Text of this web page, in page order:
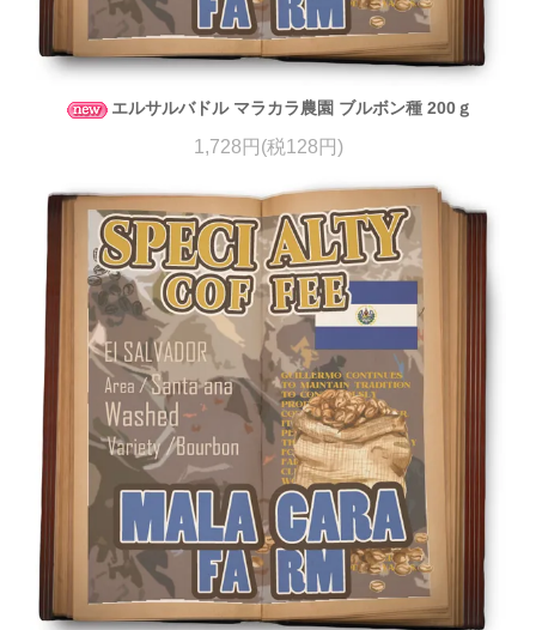
エルサルバドル マラカラ農園 ブルボン種 200ｇ
1,728円(税128円)